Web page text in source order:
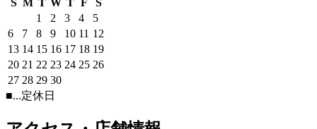
1
2 3 4
5
6
7 8 9 10 11 12
13 14 15 16 17 18 19
20 21 22 23 24 25 26
27 28 29 30
■...定休日